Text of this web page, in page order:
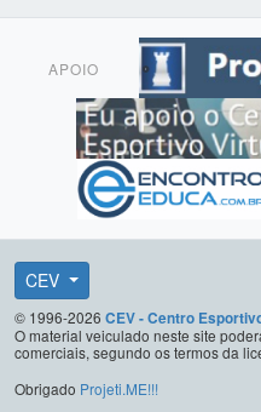
APOIO
CEV
© 1996-2026 CEV - Centro
O material veiculado neste site
comerciais, segundo os termos da
Obrigado Projeti.ME!!!